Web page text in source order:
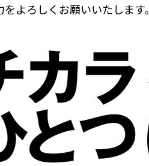
よろしくお願いいたします。